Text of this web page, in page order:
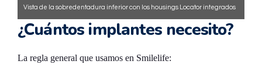
Vista de la sobredentadura inferior con los housings Locator integrados
en la base.
¿Cuántos implantes necesito?
La regla general que usamos en Smilelife: